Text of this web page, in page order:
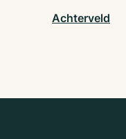
Achterveld